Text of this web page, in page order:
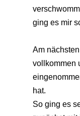
ging es mir
Am
vollkommen
hat.
So ging es